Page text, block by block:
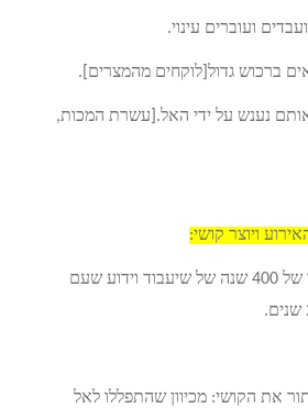
נענש על ידי האל.[עשרת המכות,
ויוצר קושי:
האירוע מספר על תהליך של 400 שנה של שיעבוד וידוע שעם
את הקושי: מכיוון שהתפללו לאל